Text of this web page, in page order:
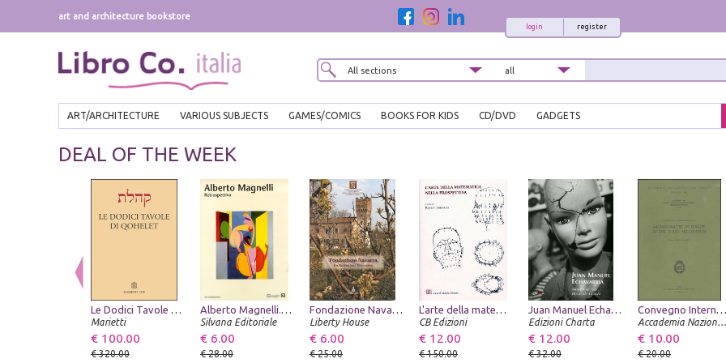
art and architecture bookstore
register
login
ART/ARCHITECTURE VARIOUS SUBJECTS GAMES/COMICS BOOKS FOR KIDS CD/DVD GADGETS
DEAL OF THE WEEK
Le Dodici Tavole di Qohelet
Marietti
€ 100.00
€ 320.00
Alberto Magnelli. Retrospettiva
Silvana Editoriale
€ 6.00
€ 28.00
Fondazione Navarra. Un'istituzione Ferrarese
Liberty House
€ 6.00
€ 25.00
L'arte della matematica nella prospettiva. The Art of Math in Perspective Studies
CB Edizioni
€ 12.00
€ 150.00
Juan Manuel Echavarria. Mouths of Ash. Bocas de Ceniza
Edizioni Charta
€ 12.00
€ 32.00
Convegno Internazionale Archaeometry in Europe in the Third Millennium (Roma, 29-30 Marzo 2001)
Accademia Nazionale dei Lincei
€ 10.00
€ 20.00